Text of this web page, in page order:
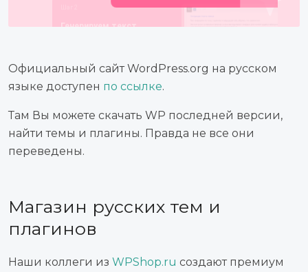
Официальный сайт WordPress.org на русском
языке доступен по ссылке.
Там Вы можете скачать WP последней версии,
найти темы и плагины. Правда не все они
переведены.
Магазин русских тем и
плагинов
Наши коллеги из WPShop.ru создают премиум